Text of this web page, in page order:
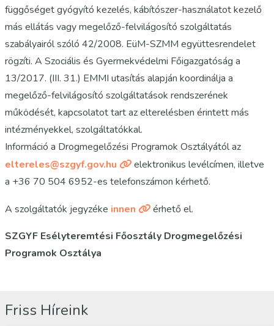
függőséget gyógyító kezelés, kábítószer-használatot kezelő
más ellátás vagy megelőző-felvilágosító szolgáltatás
szabályairól szóló 42/2008. EüM-SZMM együttesrendelet
rögzíti. A Szociális és Gyermekvédelmi Főigazgatóság a
13/2017. (III. 31.) EMMI utasítás alapján koordinálja a
megelőző-felvilágosító szolgáltatások rendszerének
működését, kapcsolatot tart az elterelésben érintett más
intézményekkel, szolgáltatókkal.
Információ a Drogmegelőzési Programok Osztályától az
eltereles@szgyf.gov.hu
elektronikus levélcímen, illetve
a +36 70 504 6952-es telefonszámon kérhető.
A szolgáltatók jegyzéke innen
érhető el.
SZGYF Esélyteremtési Főosztály Drogmegelőzési
Programok Osztálya
Friss Híreink